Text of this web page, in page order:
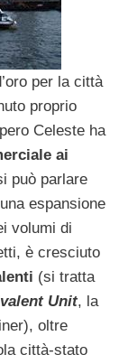
per la città
proprio
Celeste ha
ai
può parlare
espansione
volumi di
è cresciuto
(si tratta
Unit, la
oltre
città-stato